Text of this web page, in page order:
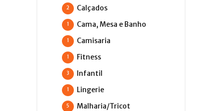
Calçados
2
Cama, Mesa e Banho
1
Camisaria
1
Fitness
1
Infantil
3
Lingerie
1
Malharia/Tricot
5